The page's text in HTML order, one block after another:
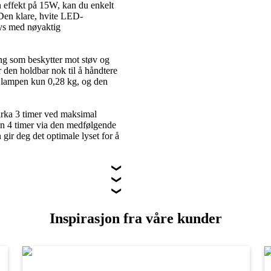
effekt på 15W, kan du enkelt
klare, hvite LED-
med nøyaktig
som beskytter mot støv og
holdbar nok til å håndtere
kun 0,28 kg, og den
3 timer ved maksimal
4 timer via den medfølgende
deg det optimale lyset for å
Inspirasjon fra våre kunder